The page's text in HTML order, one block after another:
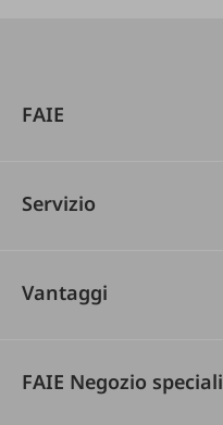
FAIE
Servizio
Vantaggi
FAIE Negozio